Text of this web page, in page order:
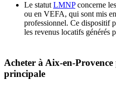
Le statutLMNPconcerne
ou en VEFA, qui sont mis
professionnel. Ce dispositif
les revenus locatifs générés
Acheter à Aix-en-
principale